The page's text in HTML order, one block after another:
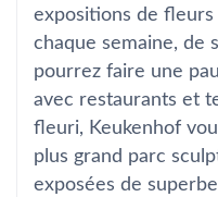
expositions de
chaque semaine, de
pourrez faire une
avec restaurants et
fleuri, Keukenhof
plus grand parc
exposées de